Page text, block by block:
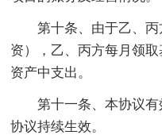
第十条、由于乙、
资），乙、丙方每月领
资产中支出。
第十一条、本协议
协议持续生效。